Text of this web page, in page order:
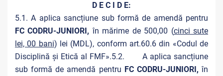
D E C I D E:
5.1. A aplica sancțiune sub formă de amendă pentru
FC CODRU-JUNIORI,în mărime de 500,00 (cinci sute
lei, 00 bani) lei (MDL), conform art.60.6 din «Codul de
Disciplină și Etică al FMF».5.2. A aplica sancțiune
sub formă de amendă pentru FC CODRU-JUNIORI, în